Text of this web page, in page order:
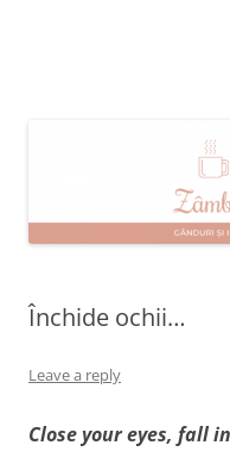
Închide ochii…
Leave a reply
Close your eyes, fall